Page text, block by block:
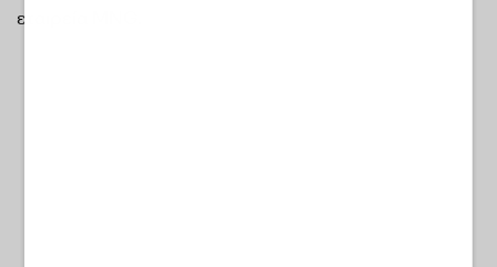
εταιρεία MNG.